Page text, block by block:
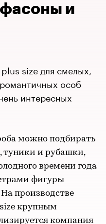
и
size для смелых,
особ
интересных
можно подбирать
туники и рубашки,
времени года
фигуры
производстве
крупным
компания